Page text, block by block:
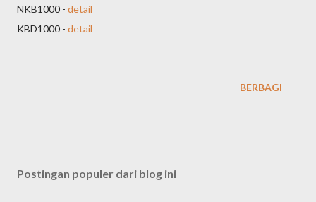
NKB1000 - detail
KBD1000 - detail
BERBAGI
Postingan populer dari blog ini